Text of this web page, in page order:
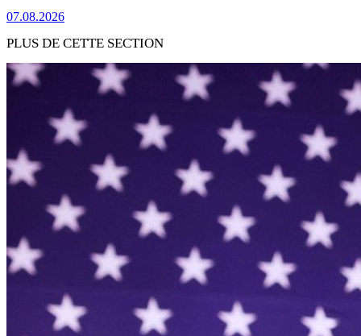
07.08.2026
PLUS DE CETTE SECTION